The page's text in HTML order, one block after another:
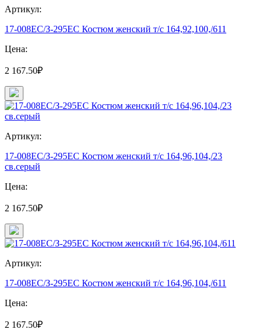
Артикул:
17-008ЕС/З-295ЕС Костюм женский т/с 164,92,100,/611
Цена:
2 167.50₽
Артикул:
17-008ЕС/З-295ЕС Костюм женский т/с 164,96,104,/23
св.серый
Цена:
2 167.50₽
Артикул:
17-008ЕС/З-295ЕС Костюм женский т/с 164,96,104,/611
Цена:
2 167.50₽